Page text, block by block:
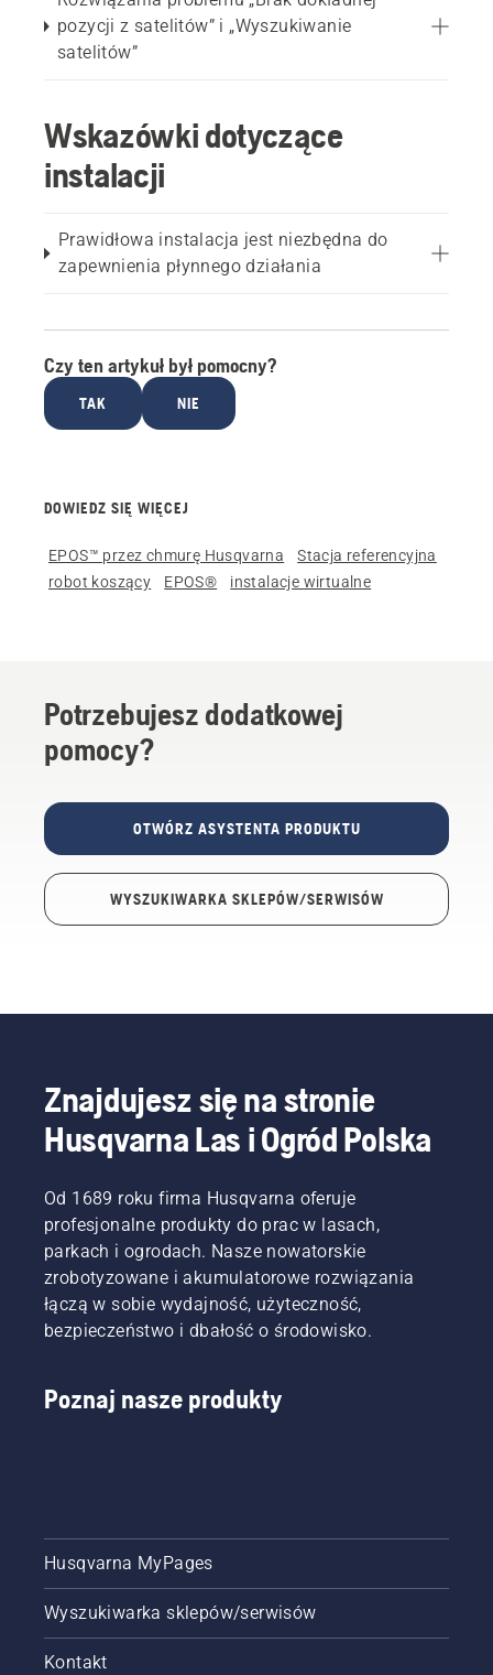
pozycji z satelitów” i „Wyszukiwanie
satelitów”
Wskazówki dotyczące
instalacji
Prawidłowa instalacja jest niezbędna do
zapewnienia płynnego działania
Czy ten artykuł był pomocny?
TAK NIE
DOWIEDZ SIĘ WIĘCEJ
EPOS™ przez chmurę Husqvarna
Stacja referencyjna
robot koszący
EPOS® instalacje wirtualne
Potrzebujesz dodatkowej
pomocy?
OTWÓRZ ASYSTENTA PRODUKTU
WYSZUKIWARKA SKLEPÓW/SERWISÓW
Znajdujesz się na stronie
Husqvarna Las i Ogród Polska
Od 1689 roku firma Husqvarna oferuje
profesjonalne produkty do prac w lasach,
parkach i ogrodach. Nasze nowatorskie
zrobotyzowane i akumulatorowe rozwiązania
łączą w sobie wydajność, użyteczność,
bezpieczeństwo i dbałość o środowisko.
Poznaj nasze produkty
Husqvarna MyPages
Wyszukiwarka sklepów/serwisów
Kontakt